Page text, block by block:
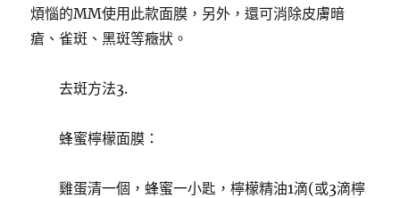
煩惱的MM使用此款面膜，另外，還可消除皮膚暗
瘡、雀斑、黑斑等癥狀。
去斑方法3.
蜂蜜檸檬面膜：
雞蛋清一個，蜂蜜一小匙，檸檬精油1滴(或3滴檸